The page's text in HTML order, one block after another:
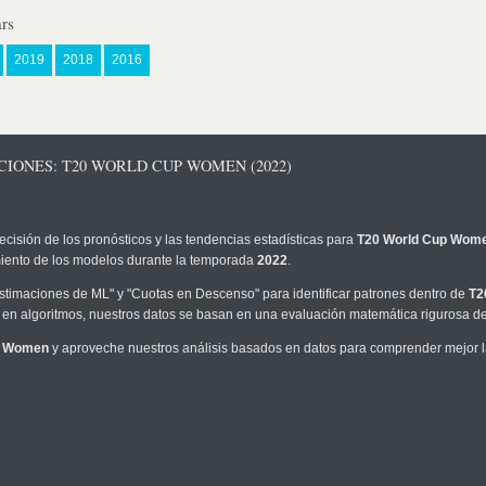
2019 2018 2016
T20 WORLD CUP WOMEN (2022)
de los pronósticos y las tendencias estadísticas para T20 World Cup
de los modelos durante la temporada 2022.
de ML" y "Cuotas en Descenso" para identificar patrones dentro de
algoritmos, nuestros datos se basan en una evaluación matemática rigurosa
y aproveche nuestros análisis basados en datos para comprender